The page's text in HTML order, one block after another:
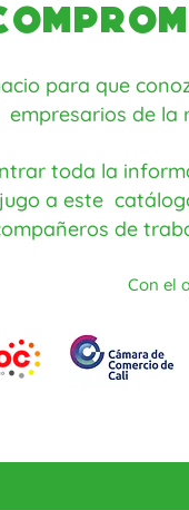
para que
empresarios de la
toda la
a este
de
Con el